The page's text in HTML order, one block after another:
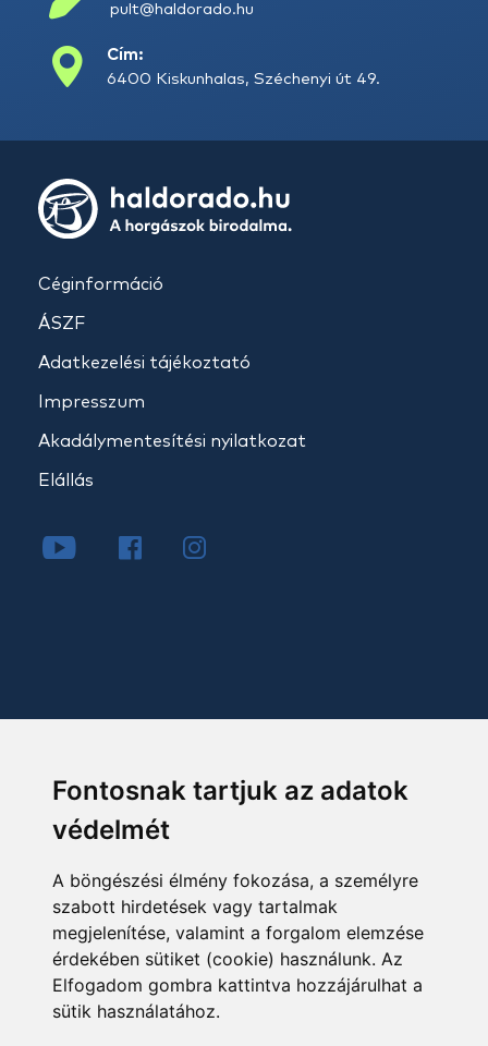
Fontosnak tartjuk az adatok
védelmét
A böngészési élmény fokozása, a személyre
szabott hirdetések vagy tartalmak
megjelenítése, valamint a forgalom elemzése
érdekében sütiket (cookie) használunk. Az
Elfogadom gombra kattintva hozzájárulhat a
sütik használatához.
pult@haldorado.hu
Cím:
6400 Kiskunhalas, Széchenyi út 49.
Céginformáció
ÁSZF
Adatkezelési tájékoztató
Impresszum
Akadálymentesítési nyilatkozat
Elállás